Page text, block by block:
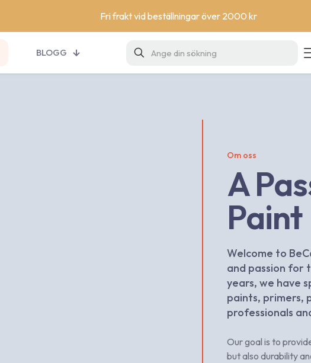
Fri frakt vid beställningar över 2000 kr
BLOGG
Om oss
A
Paint
Welcome to
and passion for
years, we have
paints, primers,
professionals
Our goal is to
but also durability